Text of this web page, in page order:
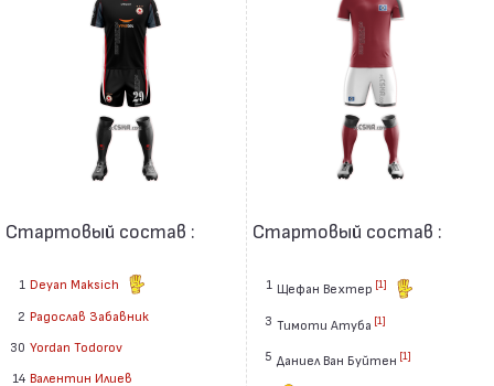
Стартовый состав :
1 Deyan Maksich
2 Радослав Забавник
30 Yordan Todorov
14 Валентин Илиев
Стартовый состав :
1 Щефан Вехтер [1]
3 Тимоти Атуба [1]
5 Даниел Ван Буйтен [1]